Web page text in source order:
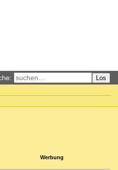
Los
Werbung